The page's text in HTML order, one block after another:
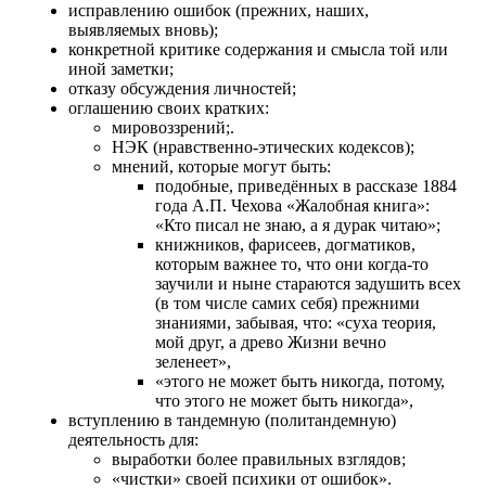
исправлению ошибок (прежних, наших,
выявляемых вновь);
конкретной критике содержания и смысла той или
иной заметки;
отказу обсуждения личностей;
оглашению своих кратких:
мировоззрений;.
НЭК (нравственно-этических кодексов);
мнений, которые могут быть:
подобные, приведённых в рассказе 1884
года А.П. Чехова «Жалобная книга»:
«Кто писал не знаю, а я дурак читаю»;
книжников, фарисеев, догматиков,
которым важнее то, что они когда-то
заучили и ныне стараются задушить всех
(в том числе самих себя) прежними
знаниями, забывая, что: «суха теория,
мой друг, а древо Жизни вечно
зеленеет»,
«этого не может быть никогда, потому,
что этого не может быть никогда»,
вступлению в тандемную (политандемную)
деятельность для:
выработки более правильных взглядов;
«чистки» своей психики от ошибок».